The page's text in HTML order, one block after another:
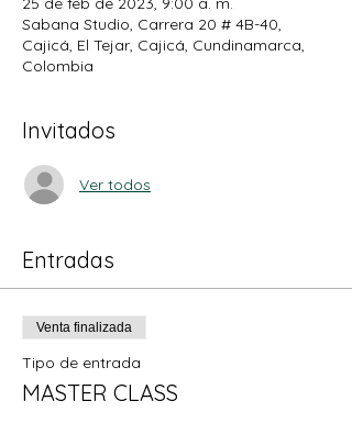
Sabana Studio, Carrera 20 # 4B-40,
Cajicá, El Tejar, Cajicá, Cundinamarca,
Colombia
Invitados
Ver todos
Entradas
Venta finalizada
Tipo de entrada
MASTER CLASS